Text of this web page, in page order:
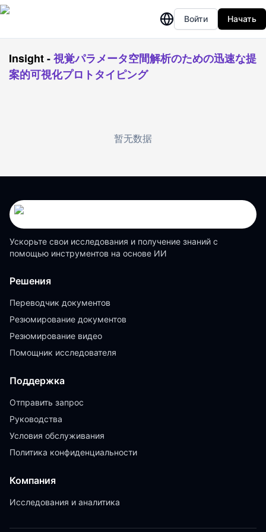
Войти Начать
Insight-視覚パラメータ空間解析のための迅速な提
案的可視化プロトタイピング
暂无数据
Ускорьте свои исследования и получение знаний с
помощью инструментов на основе ИИ
Решения
Переводчик документов
Резюмирование документов
Резюмирование видео
Помощник исследователя
Поддержка
Отправить запрос
Руководства
Условия обслуживания
Политика конфиденциальности
Компания
Исследования и аналитика